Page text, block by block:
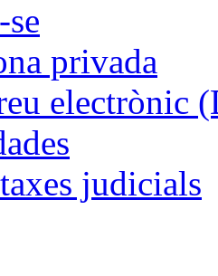
privada
electrònic
judicials